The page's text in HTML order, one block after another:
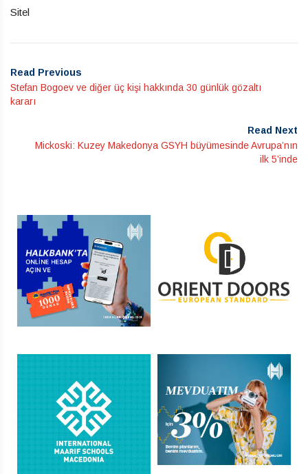
Sitel
Read Previous
Stefan Bogoev ve diğer üç kişi hakkında 30 günlük gözaltı
kararı
Read Next
Mickoski: Kuzey Makedonya GSYH büyümesinde Avrupa’nın
ilk 5’inde